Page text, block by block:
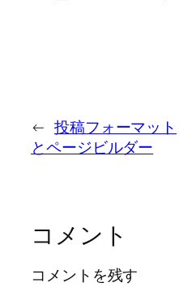
← 投稿フォーマット
とページビルダー
コメント
コメントを残す